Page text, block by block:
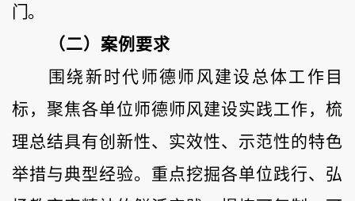
门。
（二）案例要求
围绕新时代师德师风建设总体工作目
标，聚焦各单位师德师风建设实践工作，梳
理总结具有创新性、实效性、示范性的特色
举措与典型经验。重点挖掘各单位践行、弘